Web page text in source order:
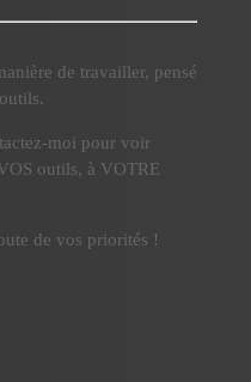
de travailler, pensé
moi pour voir
outils, à VOTRE
de vos priorités !